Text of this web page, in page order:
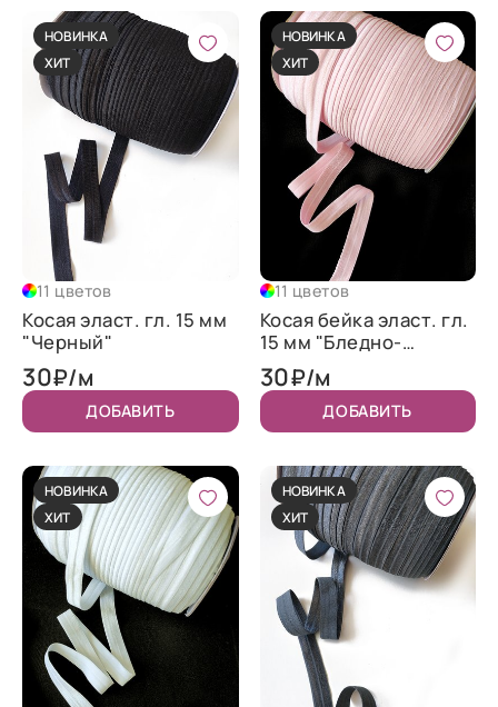
НОВИНКА
ХИТ
11 цветов
Косая эласт. гл. 15 мм
"Черный"
30₽/м
ДОБАВИТЬ
НОВИНКА
ХИТ
11 цветов
Косая бейка эласт. гл.
15 мм "Бледно-
розовый"
30₽/м
ДОБАВИТЬ
НОВИНКА
ХИТ
НОВИНКА
ХИТ